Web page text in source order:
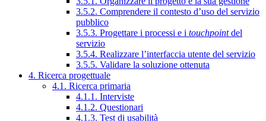
3.5.2. Comprendere il contesto d’uso del servizio
pubblico
3.5.3. Progettare i processi e i touchpointdel
servizio
3.5.4. Realizzare l’interfaccia utente del servizio
3.5.5. Validare la soluzione ottenuta
4. Ricerca progettuale
4.1. Ricerca primaria
4.1.1. Interviste
4.1.2. Questionari
4.1.3. Test di usabilità